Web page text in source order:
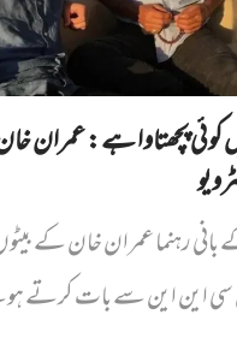
کوئی پچھتاوا ہے: عمران
رہنما عمران خان کے
سی این این سے بات کرتے